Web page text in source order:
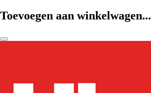
Toevoegen aan winkelwagen...